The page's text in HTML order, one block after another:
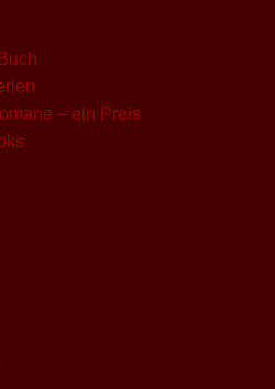
– ein Preis